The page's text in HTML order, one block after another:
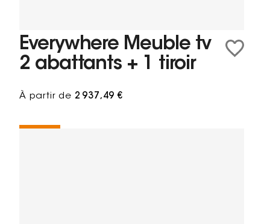
Everywhere Meuble tv
2 abattants + 1 tiroir
À partir de 2 937,49 €